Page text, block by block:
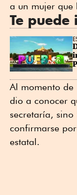
a un mujer que
Te puede
Al momento
dio a conocer
secretaría, sino
confirmarse
estatal.